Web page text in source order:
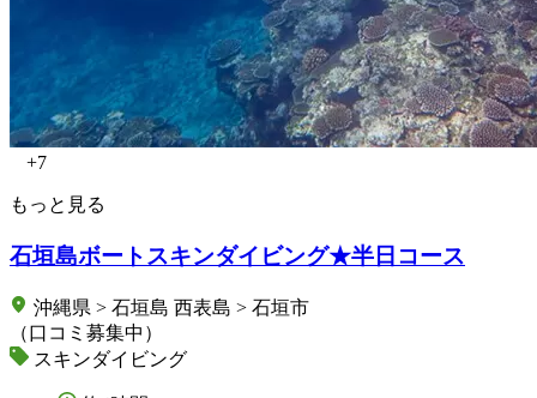
+7
もっと見る
石垣島ボートスキンダイビング★半日コース
沖縄県 > 石垣島 西表島 > 石垣市
（口コミ募集中）
スキンダイビング